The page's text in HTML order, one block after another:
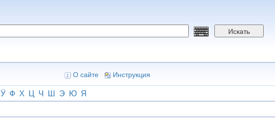
Искать
О сайте Инструкция
Ӱ Ф Х Ц Ч Ш Э Ю Я